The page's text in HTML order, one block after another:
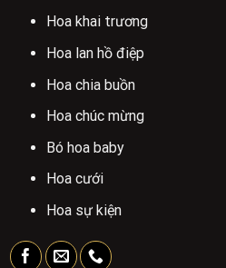
Hoa khai trương
Hoa lan hồ điệp
Hoa chia buồn
Hoa chúc mừng
Bó hoa baby
Hoa cưới
Hoa sự kiện